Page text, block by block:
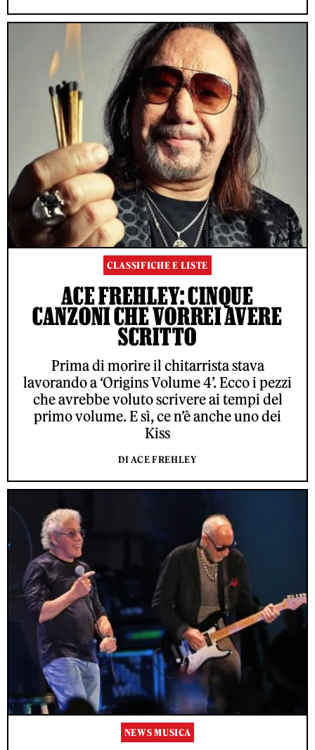
CLASSIFICHE E LISTE
ACE FREHLEY: CINQUE
CANZONI CHE VORREI AVERE
SCRITTO
Prima di morire il chitarrista stava
lavorando a ‘Origins Volume 4’. Ecco i pezzi
che avrebbe voluto scrivere ai tempi del
primo volume. E sì, ce n’è anche uno dei
Kiss
DI ACE FREHLEY
NEWS MUSICA